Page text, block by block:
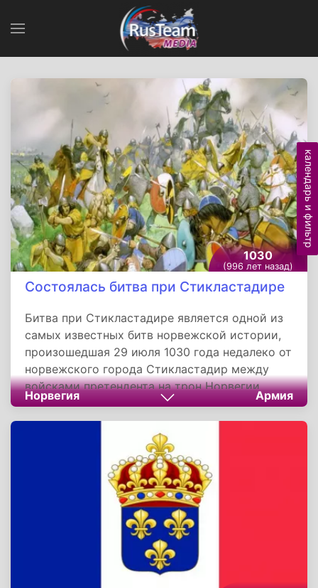
1030
(996 лет назад)
Состоялась битва при Стикластадире
Битва при Стикластадире является одной из
самых известных битв норвежской истории,
произошедшая 29 июля 1030 года недалеко от
норвежского города Стикластадир между
войсками претендента на трон Норвегии
Олафа II Святого и его противниками -
норвежскими бондами и лендерманами,
поддерживавшими датского короля Кнуда
Норвегия Армия
календарь и фильтр